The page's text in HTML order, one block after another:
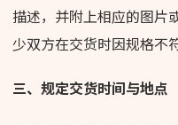
描述，并附上相应的图片
少双方在交货时因规格不
三、规定交货时间与地点